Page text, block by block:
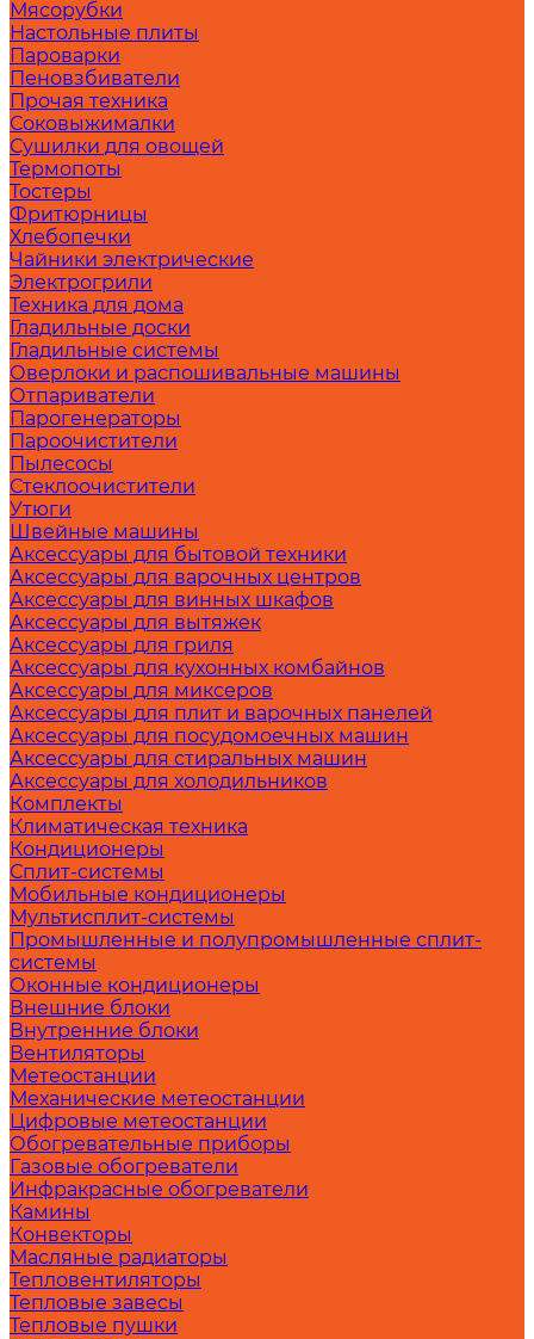
Мясорубки
Настольные плиты
Пароварки
Пеновзбиватели
Прочая техника
Соковыжималки
Сушилки для овощей
Термопоты
Тостеры
Фритюрницы
Хлебопечки
Чайники электрические
Электрогрили
Техника для дома
Гладильные доски
Гладильные системы
Оверлоки и распошивальные машины
Отпариватели
Парогенераторы
Пароочистители
Пылесосы
Стеклоочистители
Утюги
Швейные машины
Аксессуары для бытовой техники
Аксессуары для варочных центров
Аксессуары для винных шкафов
Аксессуары для вытяжек
Аксессуары для гриля
Аксессуары для кухонных комбайнов
Аксессуары для миксеров
Аксессуары для плит и варочных панелей
Аксессуары для посудомоечных машин
Аксессуары для стиральных машин
Аксессуары для холодильников
Комплекты
Климатическая техника
Кондиционеры
Сплит-системы
Мобильные кондиционеры
Мультисплит-системы
Промышленные и полупромышленные сплит-
системы
Оконные кондиционеры
Внешние блоки
Внутренние блоки
Вентиляторы
Метеостанции
Механические метеостанции
Цифровые метеостанции
Обогревательные приборы
Газовые обогреватели
Инфракрасные обогреватели
Камины
Конвекторы
Масляные радиаторы
Тепловентиляторы
Тепловые завесы
Тепловые пушки